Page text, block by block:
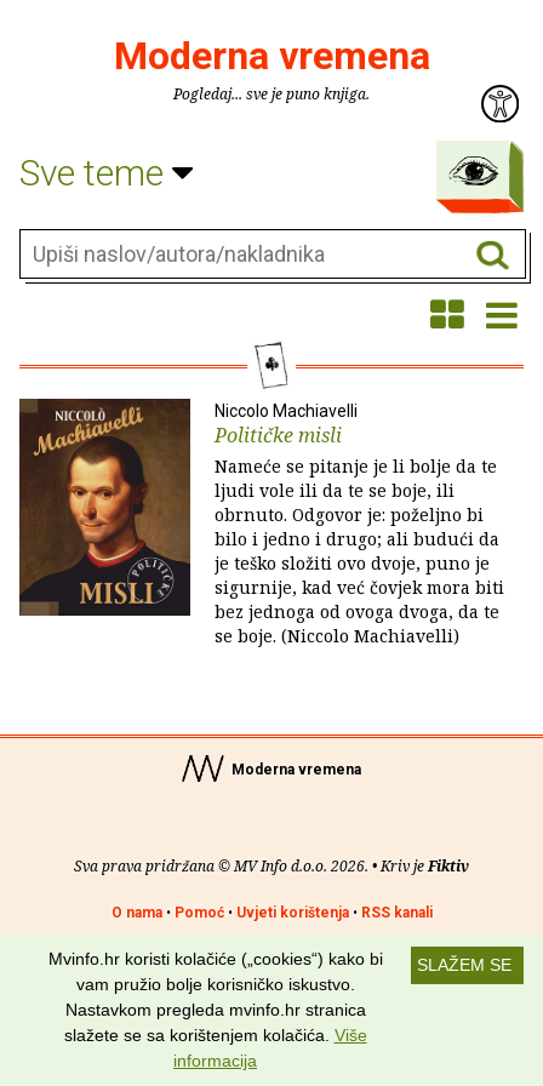
Moderna vremena
Pogledaj... sve je puno knjiga.
Sve teme
Niccolo Machiavelli
Političke misli
Nameće se pitanje je li bolje da te
ljudi vole ili da te se boje, ili
obrnuto. Odgovor je: poželjno bi
bilo i jedno i drugo; ali budući da
je teško složiti ovo dvoje, puno je
sigurnije, kad već čovjek mora biti
bez jednoga od ovoga dvoga, da te
se boje. (Niccolo Machiavelli)
Moderna vremena
Sva prava pridržana © MV Info d.o.o. 2026. • Kriv jeFiktiv
O nama• Pomoć• Uvjeti korištenja• RSS kanali
Potraži nas na: SLAŽEM SE
Mvinfo.hr koristi kolačiće („cookies“) kako bi
vam pružio bolje korisničko iskustvo.
Nastavkom pregleda mvinfo.hr stranica
slažete se sa korištenjem kolačića. Više
informacija